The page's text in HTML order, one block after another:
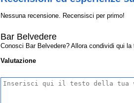
Nessuna recensione. Recensisci per primo!
Bar Belvedere
Conosci Bar Belvedere? Allora condividi qui
Valutazione